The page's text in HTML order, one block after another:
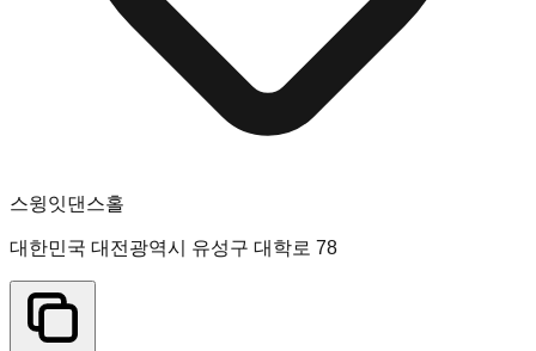
스윙잇댄스홀
대한민국 대전광역시 유성구 대학로 78